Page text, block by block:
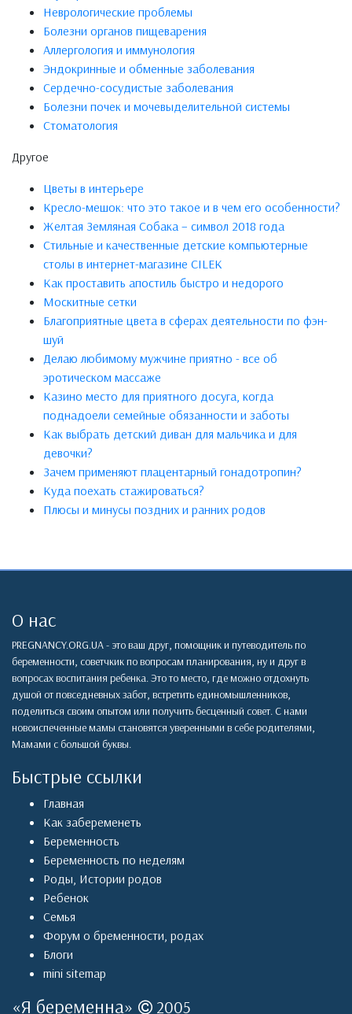
Неврологические проблемы
Болезни органов пищеварения
Аллергология и иммунология
Эндокринные и обменные заболевания
Сердечно-сосудистые заболевания
Болезни почек и мочевыделительной системы
Стоматология
Другое
Цветы в интерьере
Кресло-мешок: что это такое и в чем его особенности?
Желтая Земляная Собака – символ 2018 года
Стильные и качественные детские компьютерные
столы в интернет-магазине CILEK
Как проставить апостиль быстро и недорого
Москитные сетки
Благоприятные цвета в сферах деятельности по фэн-
шуй
Делаю любимому мужчине приятно - все об
эротическом массаже
Казино место для приятного досуга, когда
поднадоели семейные обязанности и заботы
Как выбрать детский диван для мальчика и для
девочки?
Зачем применяют плацентарный гонадотропин?
Куда поехать стажироваться?
Плюсы и минусы поздних и ранних родов
О нас
PREGNANCY.ORG.UA - это ваш друг, помощник и путеводитель по
беременности, советчкик по вопросам планирования, ну и друг в
вопросах воспитания ребенка. Это то место, где можно отдохнуть
душой от повседневных забот, встретить единомышленников,
поделиться своим опытом или получить бесценный совет. С нами
новоиспеченные мамы становятся уверенными в себе родителями,
Мамами с большой буквы.
Быстрые ссылки
Главная
Как забеременеть
Беременность
Беременность по неделям
Роды, Истории родов
Ребенок
Семья
Форум о бременности, родах
Блоги
mini sitemap
«Я беременна» 2005